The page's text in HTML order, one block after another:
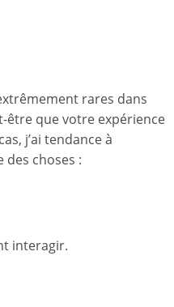
rares dans
être que votre expérience
j’ai tendance à
des choses :
interagir.